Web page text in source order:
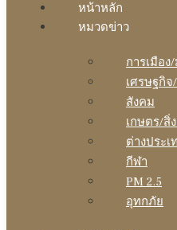
หน้าหลัก
หมวดข่าว
การเมือง
เศรษฐกิจ
สังคม
เกษตร/สิ่
ต่างประเ
กีฬา
PM 2.5
อุทกภัย